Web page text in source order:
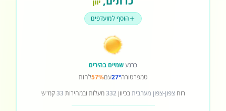
יוון
הוסף למועדפים
כרגעשמיים בהירים
טמפרטורה27°עם57%לחות
רוחצפון-צפון מערביתבכיוון332מעלות ובמהירות 33קמ"ש